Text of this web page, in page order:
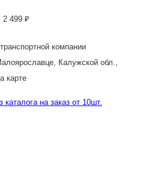
2 499 ₽
компании
Калужской обл.,
карте
на заказ от 10шт.